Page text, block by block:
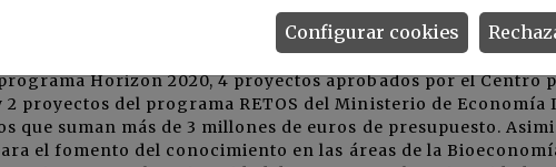
mucho tiempo, de manera autónoma y en
no sólo españolas si no también europeas. En la
Centro de Investigación en Biotecnología Aplicada y
Horizon 2020, 4 proyectos aprobados por el Centro
proyectos del programa RETOS del Ministerio de Economía
que suman más de 3 millones de euros de presupuesto.
el fomento del conocimiento en las áreas de la
Configurar cookies